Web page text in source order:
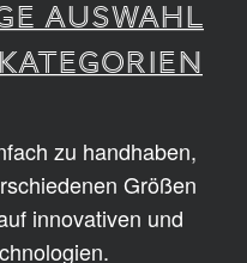
AUSWAHL
zu handhaben,
Größen
innovativen und